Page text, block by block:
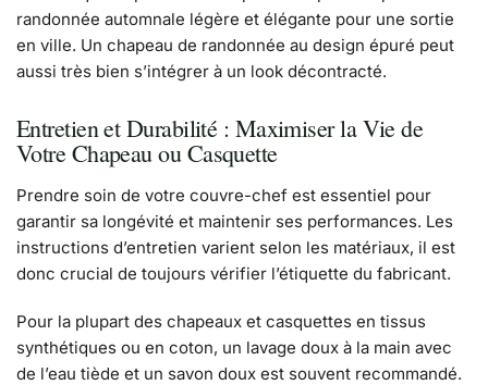
randonnée automnale légère et élégante pour une sortie
en ville. Un chapeau de randonnée au design épuré peut
aussi très bien s’intégrer à un look décontracté.
Entretien et Durabilité : Maximiser la Vie de
Votre Chapeau ou Casquette
Prendre soin de votre couvre-chef est essentiel pour
garantir sa longévité et maintenir ses performances. Les
instructions d’entretien varient selon les matériaux, il est
donc crucial de toujours vérifier l’étiquette du fabricant.
Pour la plupart des chapeaux et casquettes en tissus
synthétiques ou en coton, un lavage doux à la main avec
de l’eau tiède et un savon doux est souvent recommandé.